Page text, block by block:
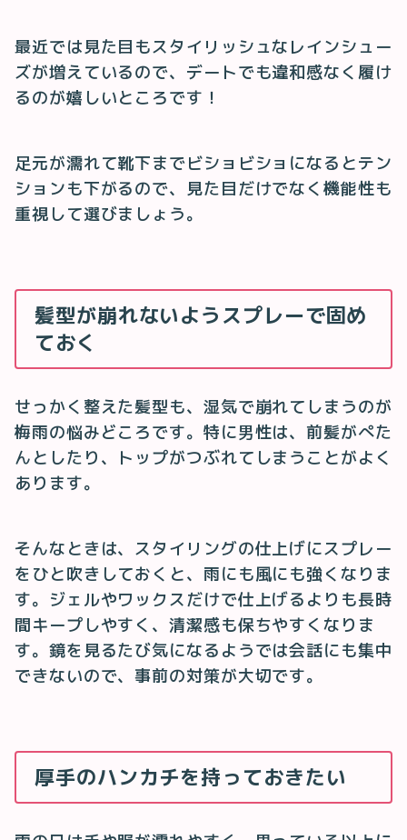
最近では見た目もスタイリッシュなレインシュー
ズが増えているので、デートでも違和感なく履け
るのが嬉しいところです！
足元が濡れて靴下までビショビショになるとテン
ションも下がるので、見た目だけでなく機能性も
重視して選びましょう。
髪型が崩れないようスプレーで固め
ておく
せっかく整えた髪型も、湿気で崩れてしまうのが
梅雨の悩みどころです。特に男性は、前髪がぺた
んとしたり、トップがつぶれてしまうことがよく
あります。
そんなときは、スタイリングの仕上げにスプレー
をひと吹きしておくと、雨にも風にも強くなりま
す。ジェルやワックスだけで仕上げるよりも長時
間キープしやすく、清潔感も保ちやすくなりま
す。鏡を見るたび気になるようでは会話にも集中
できないので、事前の対策が大切です。
厚手のハンカチを持っておきたい